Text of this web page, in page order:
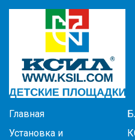
Главная
Установка и